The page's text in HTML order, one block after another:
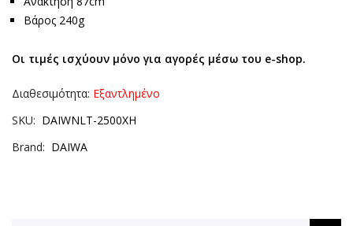
Βάρος 240g
Οι τιμές ισχύουν μόνο για αγορές μέσω του e-shop.
Διαθεσιμότητα: Εξαντλημένο
SKU
DAIWNLT-2500XH
Brand
DAIWA